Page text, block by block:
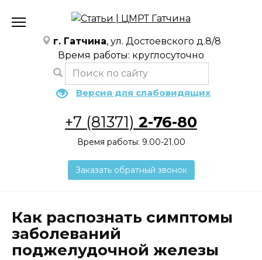
содержанию
г. Гатчина, ул. Достоевского д.8/8
Время работы: круглосуточно
Версия для слабовидящих
+7 (81371) 2-76-80
Время работы: 9.00-21.00
Заказать обратный звонок
Как распознать симптомы
заболеваний
поджелудочной железы